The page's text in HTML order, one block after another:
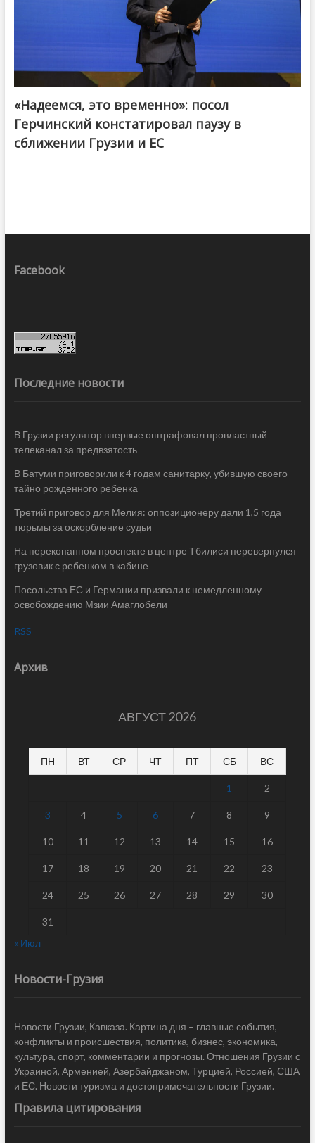
«Надеемся, это временно»: посол
Герчинский констатировал паузу в
сближении Грузии и ЕС
Facebook
Последние новости
В Грузии регулятор впервые оштрафовал провластный
телеканал за предвзятость
В Батуми приговорили к 4 годам санитарку, убившую своего
тайно рожденного ребенка
Третий приговор для Мелия: оппозиционеру дали 1,5 года
тюрьмы за оскорбление судьи
На перекопанном проспекте в центре Тбилиси перевернулся
грузовик с ребенком в кабине
Посольства ЕС и Германии призвали к немедленному
освобождению Мзии Амаглобели
RSS
Архив
АВГУСТ 2026
ПН ВТ СР ЧТ ПТ СБ ВС
1 2
3 4 5 6 7 8 9
10 11 12 13 14 15 16
17 18 19 20 21 22 23
24 25 26 27 28 29 30
31
« Июл
Новости-Грузия
Новости Грузии, Кавказа. Картина дня – главные события,
конфликты и происшествия, политика, бизнес, экономика,
культура, спорт, комментарии и прогнозы. Отношения Грузии с
Украиной, Арменией, Азербайджаном, Турцией, Россией, США
и ЕС. Новости туризма и достопримечательности Грузии.
Правила цитирования